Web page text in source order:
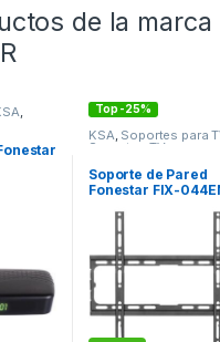
de la marca
Top -25%
KSA, Soportes para
Soportes TV
Soporte de Pared
Fonestar FIX-
hasta 45kg